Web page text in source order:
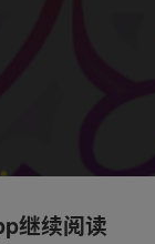
继续阅读